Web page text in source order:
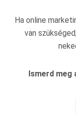
Ha online
van
Ismerd meg